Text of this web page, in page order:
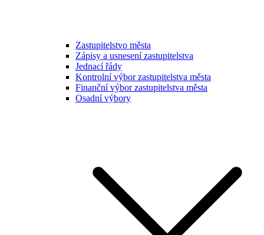
Zastupitelstvo města
Zápisy a usnesení zastupitelstva
Jednací řády
Kontrolní výbor zastupitelstva města
Finanční výbor zastupitelstva města
Osadní výbory